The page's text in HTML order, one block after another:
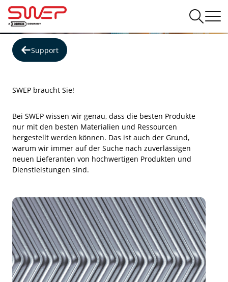
Support
SWEP braucht Sie!
Bei SWEP wissen wir genau, dass die besten Produkte
nur mit den besten Materialien und Ressourcen
hergestellt werden können. Das ist auch der Grund,
warum wir immer auf der Suche nach zuverlässigen
neuen Lieferanten von hochwertigen Produkten und
Dienstleistungen sind.